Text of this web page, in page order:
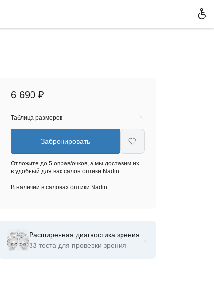
6 690 ₽
Таблица размеров
Забронировать
Отложите до 5 оправ/очков, а мы доставим их
в удобный для вас салон оптики Nadin.
В наличии в салонах оптики Nadin
Расширенная диагностика зрения
33 теста для проверки зрения